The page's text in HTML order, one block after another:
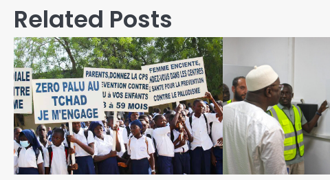
Related Posts